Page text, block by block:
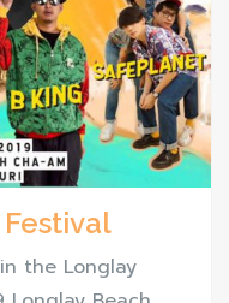
the Longlay